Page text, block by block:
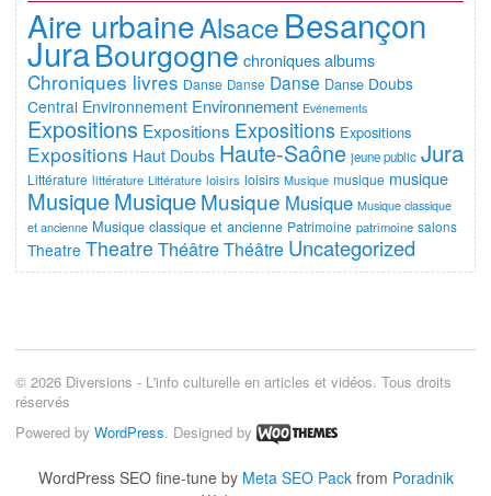
Aire urbaineAlsace Besançon
JuraBourgogne chroniques albums
Chroniques livres Danse Danse Danse Danse Doubs
Central Environnement Environnement Evénements
Expositions Expositions Expositions Expositions
Expositions Haut Doubs Haute-Saône jeune public Jura
Littérature littérature Littérature loisirs loisirs Musique musique musique
MusiqueMusiqueMusique Musique Musique classique
et ancienne Musique classique et ancienne Patrimoine patrimoine salons
Theatre Theatre ThéâtreThéâtre Uncategorized
© 2026 Diversions - L'info culturelle en articles et vidéos. Tous droits
réservés
Powered by WordPress. Designed by
WordPress SEO fine-tune by Meta SEO Packfrom Poradnik